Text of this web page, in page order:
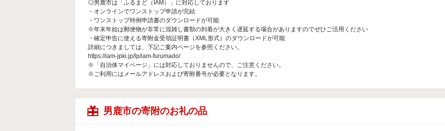
◎男鹿市は「ふるまど（IAM）」に対応しております
・オンラインでワンストップ申請が完結
・ワンストップ特例申請書のダウンロードが可能
※年末年始は郵便物が非常に混雑し書類の到着が大きく遅延する場合がありますのでぜひご活用ください
・確定申告に使える寄附金受領証明書（XML形式）のダウンロードが可能
詳細につきましては、下記ご案内ページを参照ください。
https://iam-jpki.jp/lp/iam-furumado/
※「自治体マイページ」には対応しておりませんので、ご注意ください。
※ご利用にはメールアドレスおよび寄附番号が必要となります。
男鹿市の寄附のお礼の品